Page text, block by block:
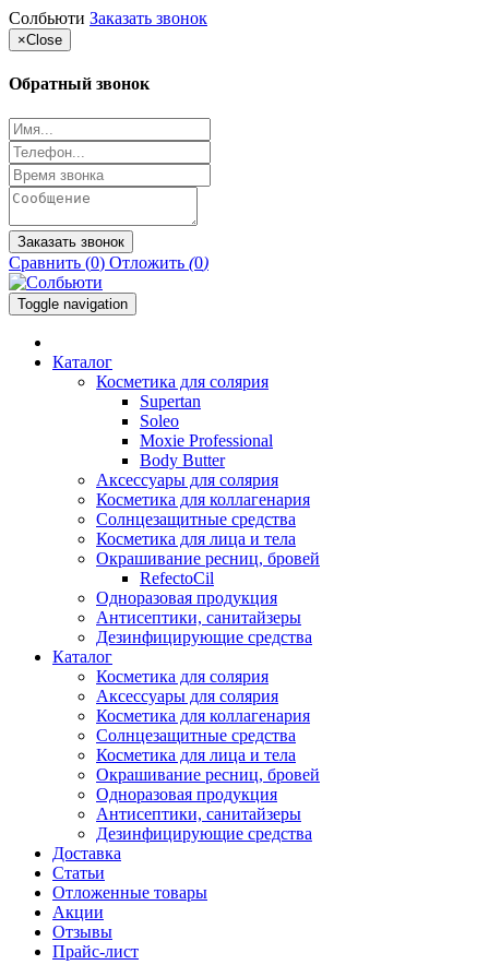
Солбьюти Заказать звонок
×Close
Обратный звонок
Заказать звонок
Сравнить (0) Отложить (0)
Toggle navigation
Каталог
Косметика для солярия
Supertan
Soleo
Moxie Professional
Body Butter
Аксессуары для солярия
Косметика для коллагенария
Солнцезащитные средства
Косметика для лица и тела
Окрашивание ресниц, бровей
RefectoCil
Одноразовая продукция
Антисептики, санитайзеры
Дезинфицирующие средства
Каталог
Косметика для солярия
Аксессуары для солярия
Косметика для коллагенария
Солнцезащитные средства
Косметика для лица и тела
Окрашивание ресниц, бровей
Одноразовая продукция
Антисептики, санитайзеры
Дезинфицирующие средства
Доставка
Статьи
Отложенные товары
Акции
Отзывы
Прайс-лист